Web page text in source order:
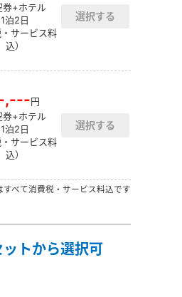
券+ホテル
1泊2日
サービス料
込）
,---円
券+ホテル
1泊2日
サービス料
込）
すべて消費税・サービス料込です
トから選択可